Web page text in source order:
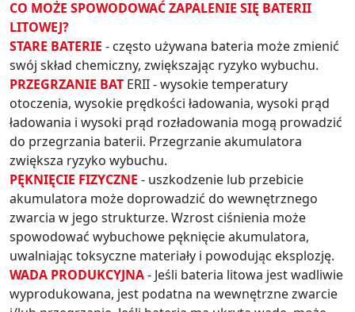
CO MOŻE SPOWODOWAĆ ZAPALENIE SIĘ BATERII
LITOWEJ?
STARE BATERIE - często używana bateria może zmienić
swój skład chemiczny, zwiększając ryzyko wybuchu.
PRZEGRZANIE BAT ERII - wysokie temperatury
otoczenia, wysokie prędkości ładowania, wysoki prąd
ładowania i wysoki prąd rozładowania mogą prowadzić
do przegrzania baterii. Przegrzanie akumulatora
zwiększa ryzyko wybuchu.
PĘKNIĘCIE FIZYCZNE - uszkodzenie lub przebicie
akumulatora może doprowadzić do wewnętrznego
zwarcia w jego strukturze. Wzrost ciśnienia może
spowodować wybuchowe pęknięcie akumulatora,
uwalniając toksyczne materiały i powodując eksplozję.
WADA PRODUKCYJNA- Jeśli bateria litowa jest wadliwie
wyprodukowana, jest podatna na wewnętrzne zwarcie